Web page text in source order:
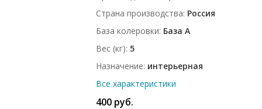
Страна производства Россия
База колеровки База A
Вес (кг) 5
Назначение интерьерная
Все характеристики
400 руб.